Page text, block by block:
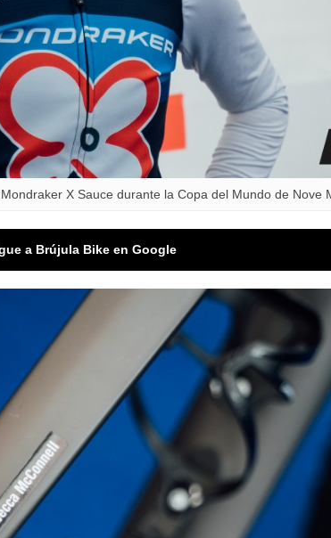
X Sauce durante la Copa del Mundo de Nove
a Brújula Bike en Google